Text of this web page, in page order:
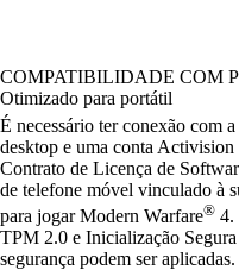
Available actions
COMPATIBILIDADE COM
Otimizado para portátil
É necessário ter conexão com
desktop e uma conta
Contrato de Licença de
de telefone móvel vinculado à
para jogar Modern Warfare® 4.
TPM 2.0 e Inicialização
segurança podem ser